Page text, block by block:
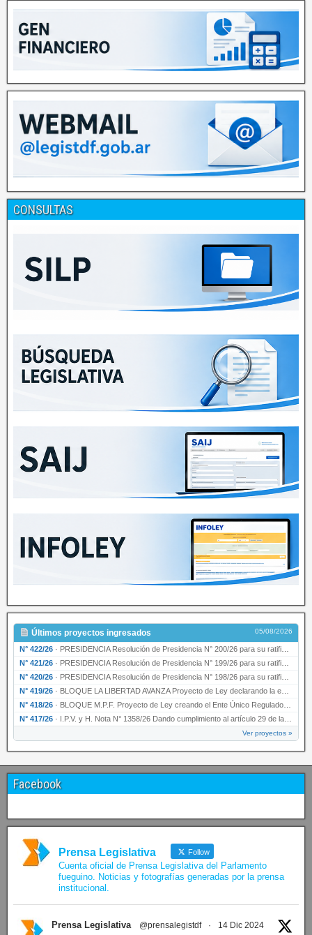
CONSULTAS
Últimos proyectos ingresados 05/08/2026
N° 422/26 · PRESIDENCIA Resolución de Presidencia N° 200/26 para su ratificación.
N° 421/26 · PRESIDENCIA Resolución de Presidencia N° 199/26 para su ratificación.
N° 420/26 · PRESIDENCIA Resolución de Presidencia N° 198/26 para su ratificación.
N° 419/26 · BLOQUE LA LIBERTAD AVANZA Proyecto de Ley declarando la esencialidad del servicio educativ…
N° 418/26 · BLOQUE M.P.F. Proyecto de Ley creando el Ente Único Regulador de servicios públicos de la …
N° 417/26 · I.P.V. y H. Nota N° 1358/26 Dando cumplimiento al artículo 29 de la Ley provincial N° 1399…
Ver proyectos »
Facebook
Prensa Legislativa Follow
Cuenta oficial de Prensa Legislativa del Parlamento
fueguino. Noticias y fotografías generadas por la prensa
institucional.
Prensa Legislativa @prensalegistdf · 14 Dic 2024